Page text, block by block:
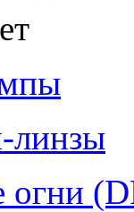
линзы
огни